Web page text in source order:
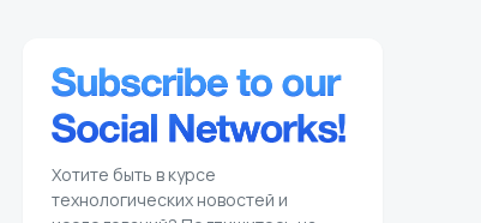
Хотите быть в курсе
технологических новостей и